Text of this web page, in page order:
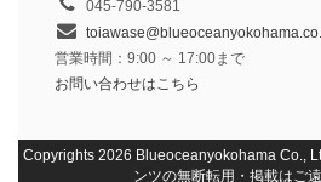
045-790-3581
営業時間：9:00 ～ 17:00まで
お問い合わせはこちら
Copyrights 2026 Blueoceanyokohama Co.,
ンツの無断転用・掲載はご